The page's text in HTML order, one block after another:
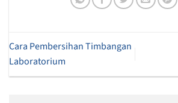
Cara Pembersihan Timbangan
Laboratorium